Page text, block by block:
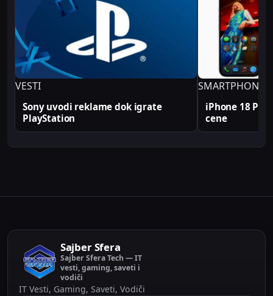
na Sajber Sfera portalu zasnovane su na realnim
produkcionim implementacijama.
VESTI
Sony uvodi reklame dok igrate
PlayStation
SMARTPHONE
iPhone 18 Pro
cene
Sajber Sfera
Sajber Sfera Tech — IT
vesti, gaming, saveti i
vodiči
IT Vesti, Gaming, Saveti, Vodiči